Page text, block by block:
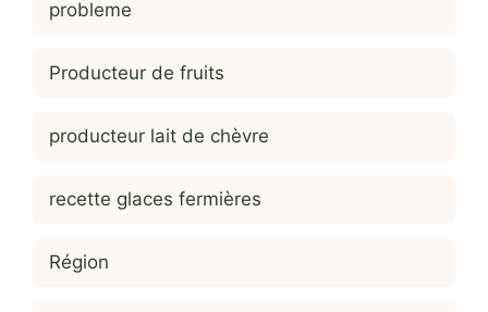
probleme
Producteur de fruits
producteur lait de chèvre
recette glaces fermières
Région